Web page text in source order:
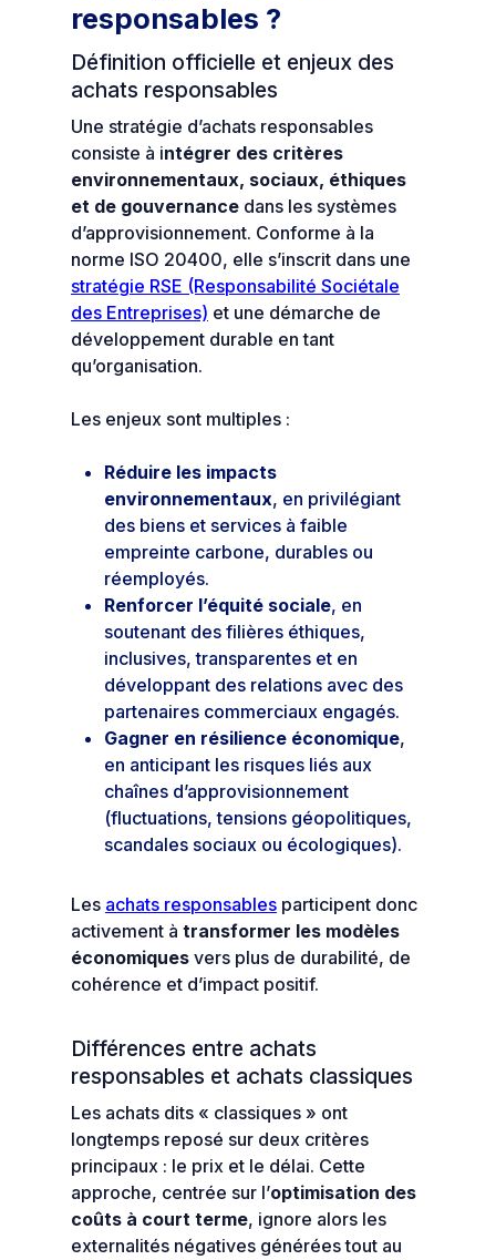
responsables ?
Définition officielle et enjeux des
achats responsables
Une stratégie d’achats responsables
consiste à intégrer des critères
environnementaux, sociaux, éthiques
et de gouvernance dans les systèmes
d’approvisionnement. Conforme à la
norme ISO 20400, elle s’inscrit dans une
stratégie RSE (Responsabilité Sociétale
des Entreprises) et une démarche de
développement durable en tant
qu’organisation.
Les enjeux sont multiples :
Réduire les impacts
environnementaux, en privilégiant
des biens et services à faible
empreinte carbone, durables ou
réemployés.
Renforcer l’équité sociale, en
soutenant des filières éthiques,
inclusives, transparentes et en
développant des relations avec des
partenaires commerciaux engagés.
Gagner en résilience économique,
en anticipant les risques liés aux
chaînes d’approvisionnement
(fluctuations, tensions géopolitiques,
scandales sociaux ou écologiques).
Les achats responsables participent donc
activement à transformer les modèles
économiques vers plus de durabilité, de
cohérence et d’impact positif.
Différences entre achats
responsables et achats classiques
Les achats dits « classiques » ont
longtemps reposé sur deux critères
principaux : le prix et le délai. Cette
approche, centrée sur l’optimisation des
coûts à court terme, ignore alors les
externalités négatives générées tout au